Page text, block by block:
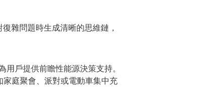
雜問題時生成清晰的思維鏈，
戶提供前瞻性能源決策支持。
庭聚會、派對或電動車集中充